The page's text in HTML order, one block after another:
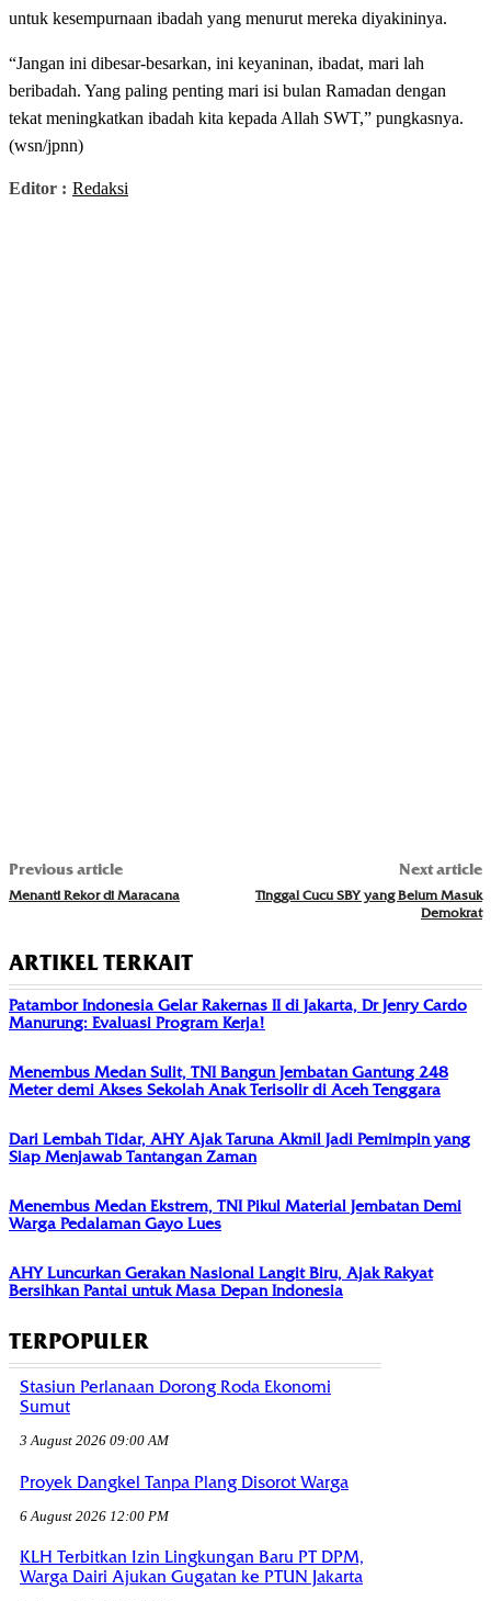
untuk kesempurnaan ibadah yang menurut mereka diyakininya.
“Jangan ini dibesar-besarkan, ini keyaninan, ibadat, mari lah
beribadah. Yang paling penting mari isi bulan Ramadan dengan
tekat meningkatkan ibadah kita kepada Allah SWT,” pungkasnya.
(wsn/jpnn)
Editor : Redaksi
Previous article
Menanti Rekor di Maracana
Next article
Tinggal Cucu SBY yang Belum Masuk
Demokrat
ARTIKEL TERKAIT
Patambor Indonesia Gelar Rakernas II di Jakarta, Dr Jenry Cardo
Manurung: Evaluasi Program Kerja!
Menembus Medan Sulit, TNI Bangun Jembatan Gantung 248
Meter demi Akses Sekolah Anak Terisolir di Aceh Tenggara
Dari Lembah Tidar, AHY Ajak Taruna Akmil Jadi Pemimpin yang
Siap Menjawab Tantangan Zaman
Menembus Medan Ekstrem, TNI Pikul Material Jembatan Demi
Warga Pedalaman Gayo Lues
AHY Luncurkan Gerakan Nasional Langit Biru, Ajak Rakyat
Bersihkan Pantai untuk Masa Depan Indonesia
TERPOPULER
Stasiun Perlanaan Dorong Roda Ekonomi
Sumut
3 August 2026 09:00 AM
Proyek Dangkel Tanpa Plang Disorot Warga
6 August 2026 12:00 PM
KLH Terbitkan Izin Lingkungan Baru PT DPM,
Warga Dairi Ajukan Gugatan ke PTUN Jakarta